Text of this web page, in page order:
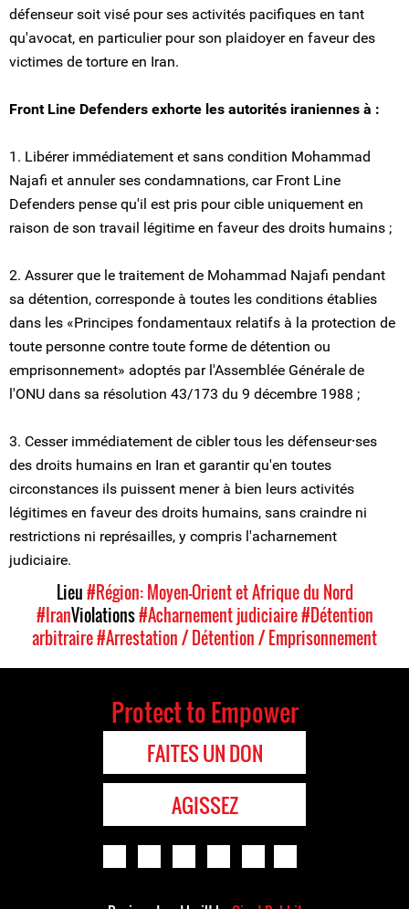
défenseur soit visé pour ses activités pacifiques en tant
qu'avocat, en particulier pour son plaidoyer en faveur des
victimes de torture en Iran.
Front Line Defenders exhorte les autorités iraniennes à :
1. Libérer immédiatement et sans condition Mohammad
Najafi et annuler ses condamnations, car Front Line
Defenders pense qu'il est pris pour cible uniquement en
raison de son travail légitime en faveur des droits humains ;
2. Assurer que le traitement de Mohammad Najafi pendant
sa détention, corresponde à toutes les conditions établies
dans les «Principes fondamentaux relatifs à la protection de
toute personne contre toute forme de détention ou
emprisonnement» adoptés par l'Assemblée Générale de
l'ONU dans sa résolution 43/173 du 9 décembre 1988 ;
3. Cesser immédiatement de cibler tous les défenseur⸱ses
des droits humains en Iran et garantir qu'en toutes
circonstances ils puissent mener à bien leurs activités
légitimes en faveur des droits humains, sans craindre ni
restrictions ni représailles, y compris l'acharnement
judiciaire.
Lieu#Région: Moyen-Orient et Afrique du Nord
#IranViolations#Acharnement judiciaire#Détention
arbitraire#Arrestation / Détention / Emprisonnement
Protect to Empower
FAITES UN DON
AGISSEZ